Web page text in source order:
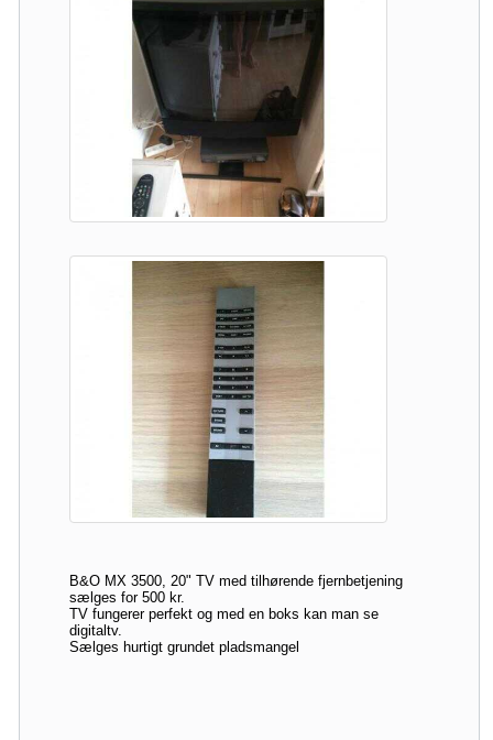
B&O MX 3500, 20" TV med tilhørende fjernbetjening
sælges for 500 kr.
TV fungerer perfekt og med en boks kan man se
digitaltv.
Sælges hurtigt grundet pladsmangel